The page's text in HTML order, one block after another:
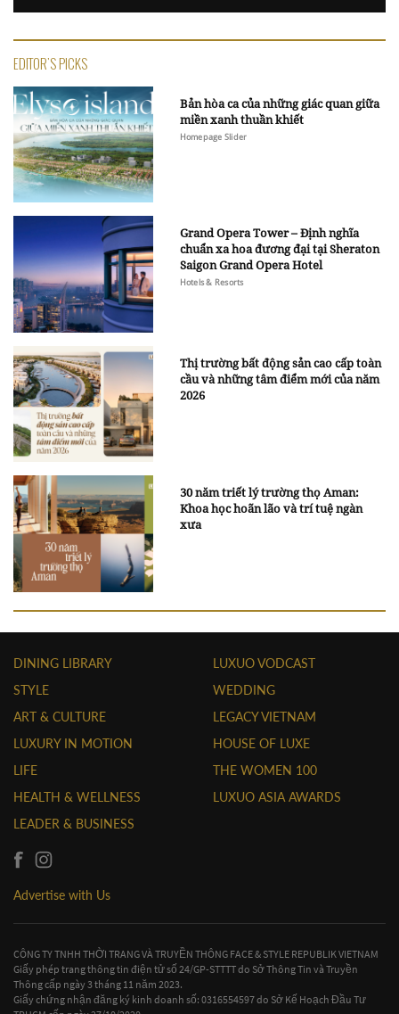
EDITOR'S PICKS
Bản hòa ca của những giác quan giữa
miền xanh thuần khiết
Homepage Slider
Grand Opera Tower – Định nghĩa
chuẩn xa hoa đương đại tại Sheraton
Saigon Grand Opera Hotel
Hotels & Resorts
Thị trường bất động sản cao cấp toàn
cầu và những tâm điểm mới của năm
2026
30 năm triết lý trường thọ Aman:
Khoa học hoãn lão và trí tuệ ngàn
xưa
DINING LIBRARY
STYLE
ART & CULTURE
LUXURY IN MOTION
LIFE
HEALTH & WELLNESS
LEADER & BUSINESS
LUXUO VODCAST
WEDDING
LEGACY VIETNAM
HOUSE OF LUXE
THE WOMEN 100
LUXUO ASIA AWARDS
Advertise with Us
CÔNG TY TNHH THỜI TRANG VÀ TRUYỀN THÔNG FACE & STYLE REPUBLIK VIETNAM
Giấy phép trang thông tin điện tử số 24/GP-STTTT do Sở Thông Tin và Truyền
Thông cấp ngày 3 tháng 11 năm 2023.
Giấy chứng nhận đăng ký kinh doanh số: 0316554597 do Sở Kế Hoạch Đầu Tư